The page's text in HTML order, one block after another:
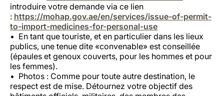
introduire votre demande via ce lien
: https://mohap.gov.ae/en/services/issue-of-permit-
to-import-medicines-for-personal-use
En tant que touriste, et en particulier dans les lieux
publics, une tenue dite «convenable» est conseillée
(épaules et genoux couverts, pour les hommes et pour
les femmes).
Photos : Comme pour toute autre destination, le
respect est de mise. Détournez votre objectif des